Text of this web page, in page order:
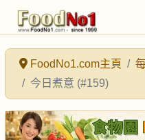
FoodNo1.com主頁
今日煮意 (#159)